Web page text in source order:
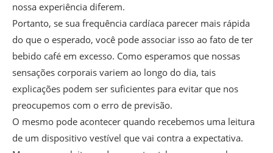
nossa experiência diferem.
Portanto, se sua frequência cardíaca parecer mais rápida
do que o esperado, você pode associar isso ao fato de ter
bebido café em excesso. Como esperamos que nossas
sensações corporais variem ao longo do dia, tais
explicações podem ser suficientes para evitar que nos
preocupemos com o erro de previsão.
O mesmo pode acontecer quando recebemos uma leitura
de um dispositivo vestível que vai contra a expectativa.